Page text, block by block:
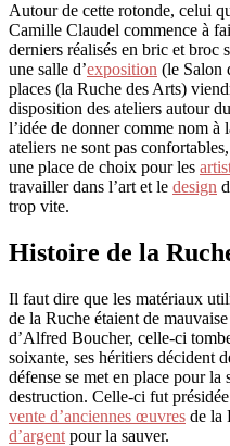
Autour de cette rotonde, celui
Camille Claudel commence à
derniers réalisés en bric et broc
une salle d’exposition (le Salon
places (la Ruche des Arts)
disposition des ateliers autour
l’idée de donner comme nom
ateliers ne sont pas
une place de choix pour les
travailler dans l’art et le design
trop vite.
Histoire de la
Il faut dire que les matériaux
de la Ruche étaient de
d’Alfred Boucher, celle-ci
soixante, ses héritiers décident
défense se met en place pour la
destruction. Celle-ci fut
vente d’anciennes œuvres de la
d’argent pour la sauver.